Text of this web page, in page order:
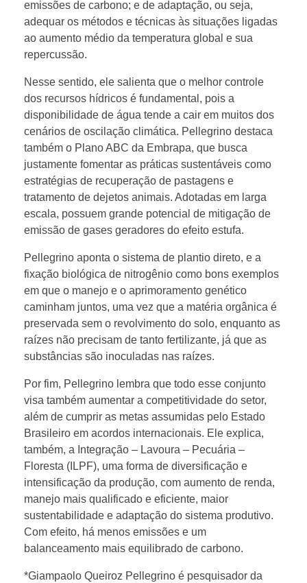
emissões de carbono; e de adaptação, ou seja,
adequar os métodos e técnicas às situações ligadas
ao aumento médio da temperatura global e sua
repercussão.
Nesse sentido, ele salienta que o melhor controle
dos recursos hídricos é fundamental, pois a
disponibilidade de água tende a cair em muitos dos
cenários de oscilação climática. Pellegrino destaca
também o Plano ABC da Embrapa, que busca
justamente fomentar as práticas sustentáveis como
estratégias de recuperação de pastagens e
tratamento de dejetos animais. Adotadas em larga
escala, possuem grande potencial de mitigação de
emissão de gases geradores do efeito estufa.
Pellegrino aponta o sistema de plantio direto, e a
fixação biológica de nitrogênio como bons exemplos
em que o manejo e o aprimoramento genético
caminham juntos, uma vez que a matéria orgânica é
preservada sem o revolvimento do solo, enquanto as
raízes não precisam de tanto fertilizante, já que as
substâncias são inoculadas nas raízes.
Por fim, Pellegrino lembra que todo esse conjunto
visa também aumentar a competitividade do setor,
além de cumprir as metas assumidas pelo Estado
Brasileiro em acordos internacionais. Ele explica,
também, a Integração – Lavoura – Pecuária –
Floresta (ILPF), uma forma de diversificação e
intensificação da produção, com aumento de renda,
manejo mais qualificado e eficiente, maior
sustentabilidade e adaptação do sistema produtivo.
Com efeito, há menos emissões e um
balanceamento mais equilibrado de carbono.
*Giampaolo Queiroz Pellegrino é pesquisador da